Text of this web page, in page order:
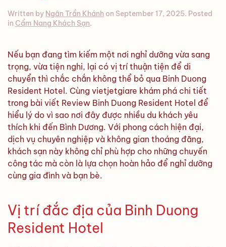
Written by Ngân Trần Khánh on September 17, 2025. Posted
in Cẩm Nang Khách Sạn.
Nếu bạn đang tìm kiếm một nơi nghỉ dưỡng vừa sang
trọng, vừa tiện nghi, lại có vị trí thuận tiện để di
chuyển thì chắc chắn không thể bỏ qua Binh Duong
Resident Hotel. Cùng vietjetgiare khám phá chi tiết
trong bài viết Review Binh Duong Resident Hotel để
hiểu lý do vì sao nơi đây được nhiều du khách yêu
thích khi đến Bình Dương. Với phong cách hiện đại,
dịch vụ chuyên nghiệp và không gian thoáng đãng,
khách sạn này không chỉ phù hợp cho những chuyến
công tác mà còn là lựa chọn hoàn hảo để nghỉ dưỡng
cùng gia đình và bạn bè.
Vị trí đắc địa của Binh Duong
Resident Hotel